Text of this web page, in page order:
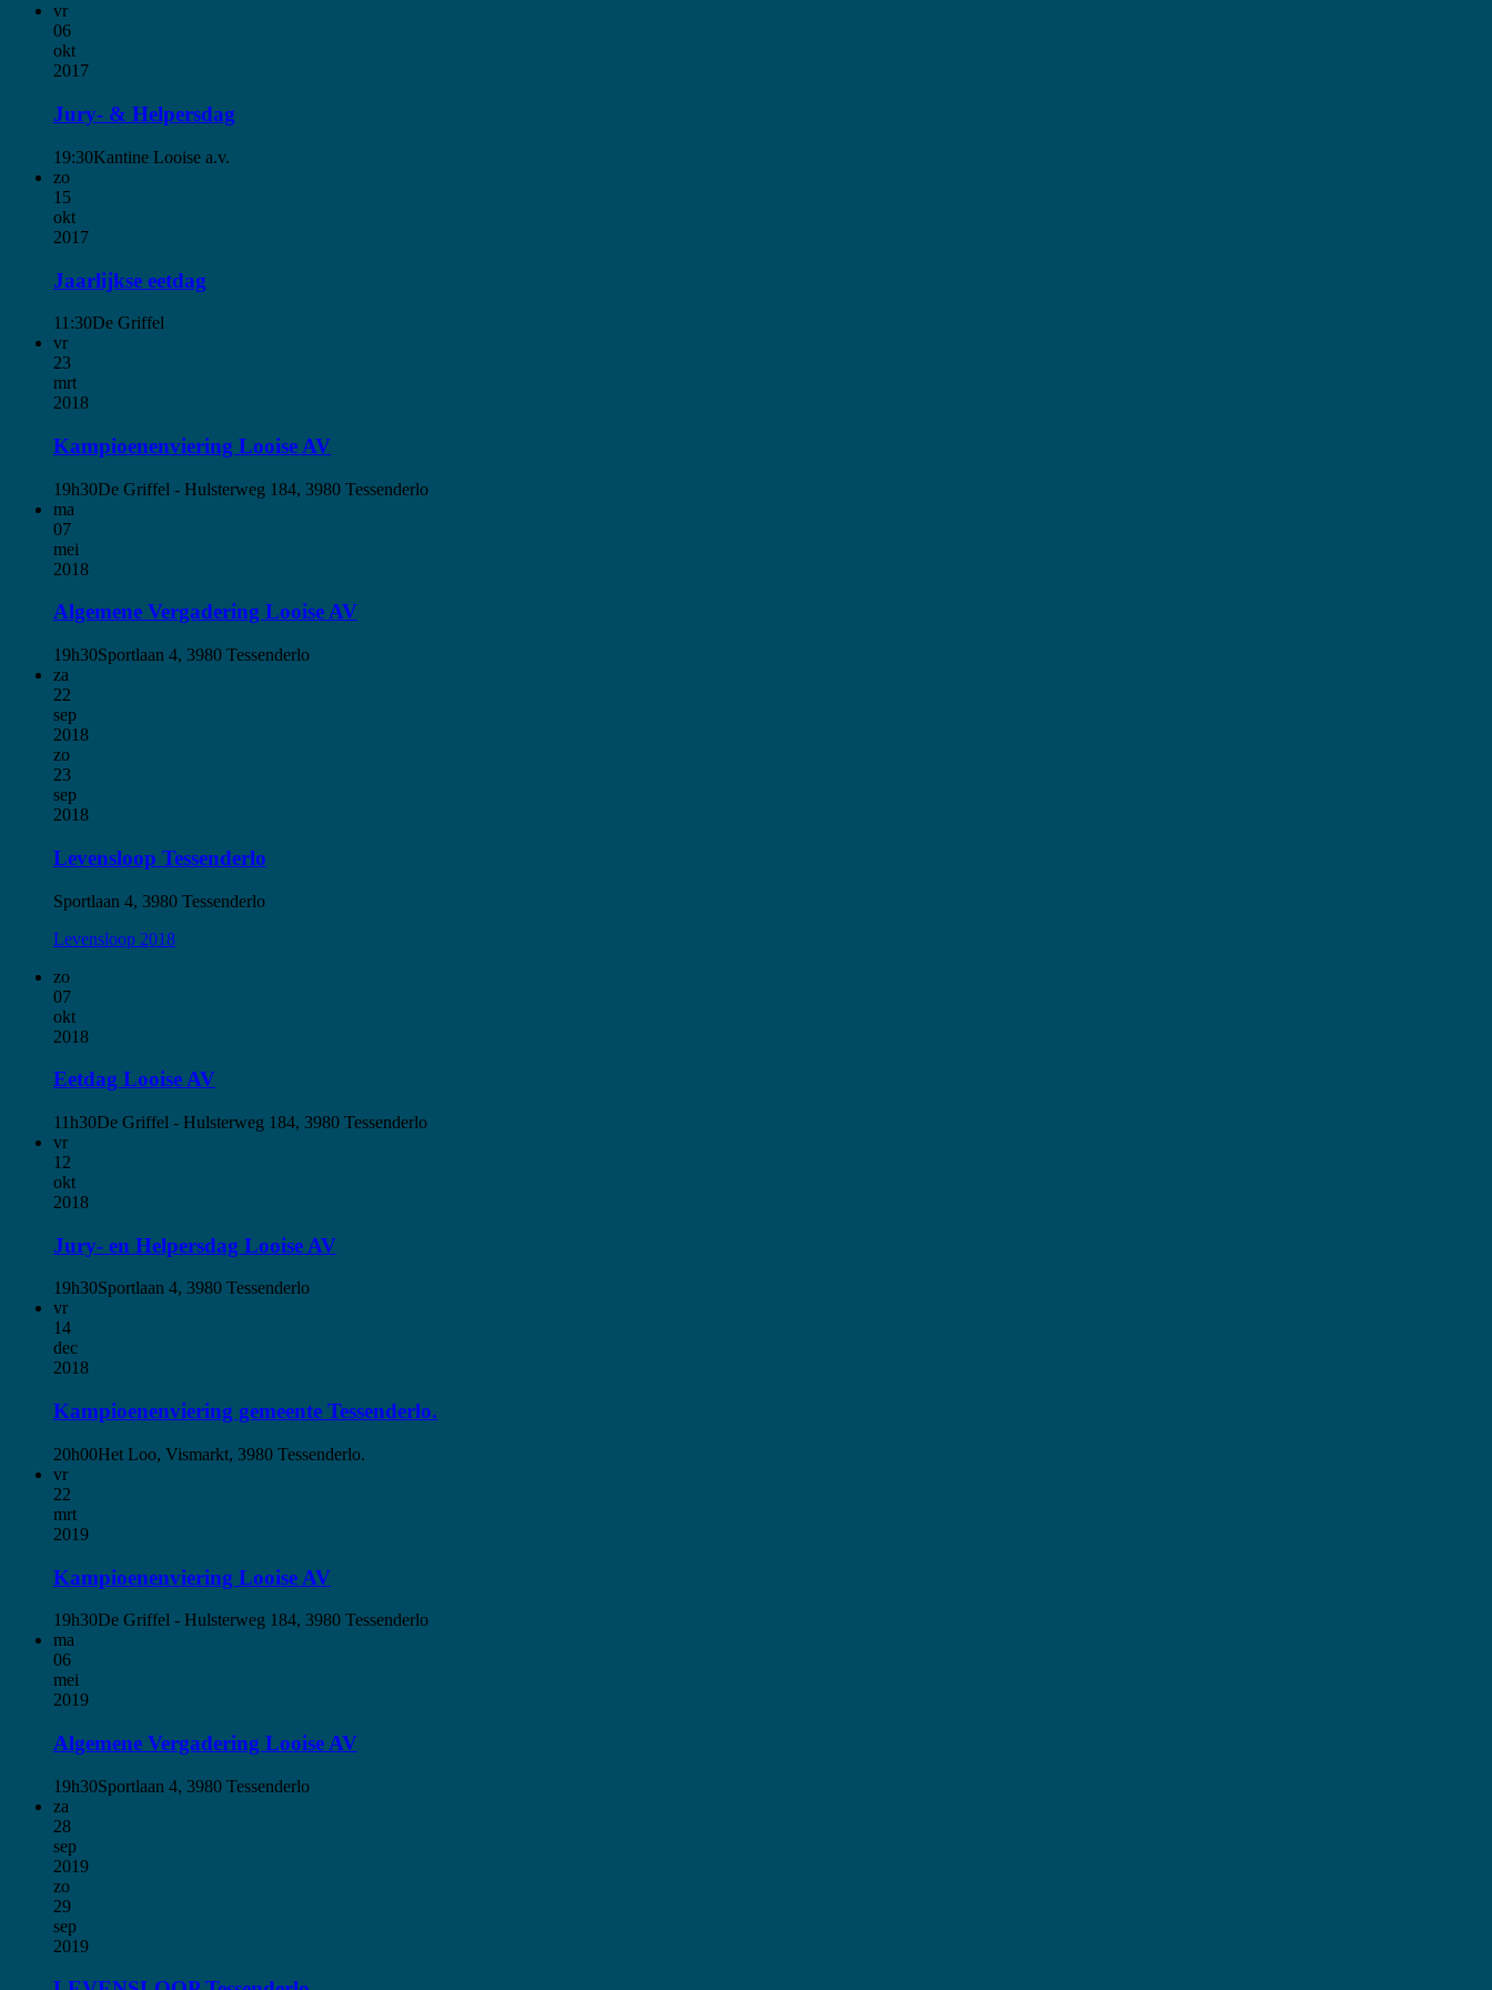
vr
06
okt
2017
Jury- & Helpersdag
19:30Kantine Looise a.v.
zo
15
okt
2017
Jaarlijkse eetdag
11:30De Griffel
vr
23
mrt
2018
Kampioenenviering Looise AV
19h30De Griffel - Hulsterweg 184, 3980 Tessenderlo
ma
07
mei
2018
Algemene Vergadering Looise AV
19h30Sportlaan 4, 3980 Tessenderlo
za
22
sep
2018
zo
23
sep
2018
Levensloop Tessenderlo
Sportlaan 4, 3980 Tessenderlo
Levensloop 2018
zo
07
okt
2018
Eetdag Looise AV
11h30De Griffel - Hulsterweg 184, 3980 Tessenderlo
vr
12
okt
2018
Jury- en Helpersdag Looise AV
19h30Sportlaan 4, 3980 Tessenderlo
vr
14
dec
2018
Kampioenenviering gemeente Tessenderlo.
20h00Het Loo, Vismarkt, 3980 Tessenderlo.
vr
22
mrt
2019
Kampioenenviering Looise AV
19h30De Griffel - Hulsterweg 184, 3980 Tessenderlo
ma
06
mei
2019
Algemene Vergadering Looise AV
19h30Sportlaan 4, 3980 Tessenderlo
za
28
sep
2019
zo
29
sep
2019